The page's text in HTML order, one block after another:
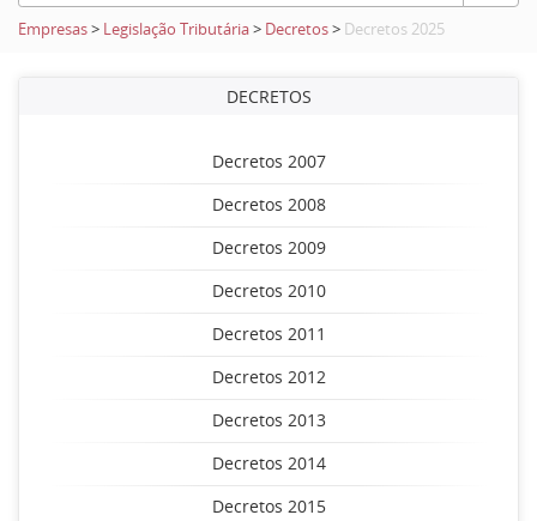
Empresas> Legislação Tributária> Decretos> Decretos 2025
DECRETOS
Decretos 2007
Decretos 2008
Decretos 2009
Decretos 2010
Decretos 2011
Decretos 2012
Decretos 2013
Decretos 2014
Decretos 2015